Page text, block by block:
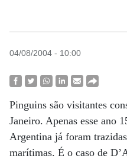
04/08/2004 - 10:00
Pinguins são visitantes
Janeiro. Apenas esse ano
Argentina já foram
marítimas. É o caso de